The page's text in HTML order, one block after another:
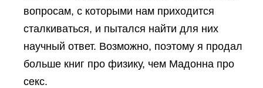
вопросам, с которыми нам приходится
сталкиваться, и пытался найти для них
научный ответ. Возможно, поэтому я продал
больше книг про физику, чем Мадонна про
секс.